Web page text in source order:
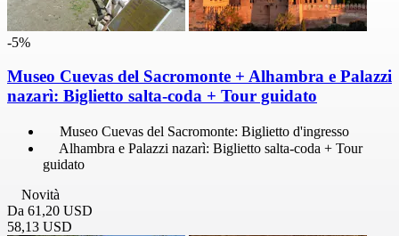
-5%
Museo Cuevas del Sacromonte + Alhambra e Palazzi
nazarì: Biglietto salta-coda + Tour guidato
Museo Cuevas del Sacromonte: Biglietto d'ingresso
Alhambra e Palazzi nazarì: Biglietto salta-coda + Tour
guidato
Novità
Da 61,20 USD
58,13 USD